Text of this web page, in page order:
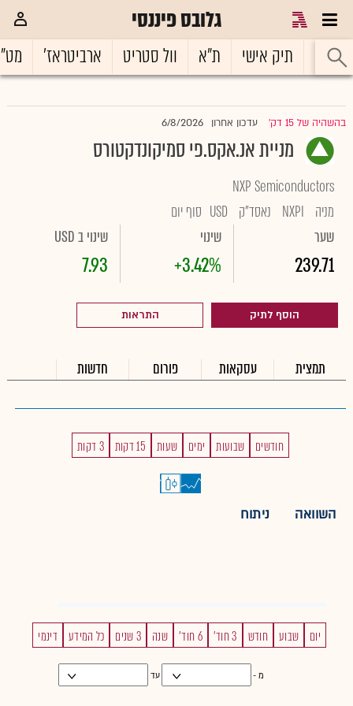
גלובס פיננסי
ראשי תיק אישי ת"א וול סטריט ארביטראז'
בהשהיה של 15 דק' עדכון אחרון 6/8/2026
מניית אנ.אקס.פי סמיקונדקטורס
NXP Semiconductors
מניה
NXPI נאסד"ק USD סוף יום
שער
239.71
שינוי
+3.42%
שינוי ב USD
7.93
הוסף לתיק התראות
תמצית עסקאות פורום חדשות
חודשים שבועות ימים שעות 15 דקות 3 דקות
השוואה ניתוח
יום שבוע חודש 3 חוד' 6 חוד' שנה 3 שנים כל המידע דינמי
מ - עד